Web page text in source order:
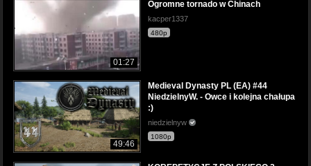
01:27
Ogromne tornado w Chinach
kacper1337
480p
49:46
Medieval Dynasty PL (EA) #44
NiedzielnyW. - Owce i kolejna chałupa
:)
niedzielnyw
1080p